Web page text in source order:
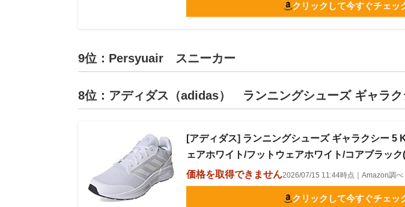
クリックして今すぐチェッ
9位：Persyuair スニーカー
8位：アディダス（adidas） ランニングシューズ ギャラ
[アディダス] ランニングシューズ ギャラクシー 5
ェアホワイト/フットウェアホワイト/コアブラッ
価格を取得できません2026/07/15 11:44時点｜Amazon調べ
クリックして今すぐチェッ